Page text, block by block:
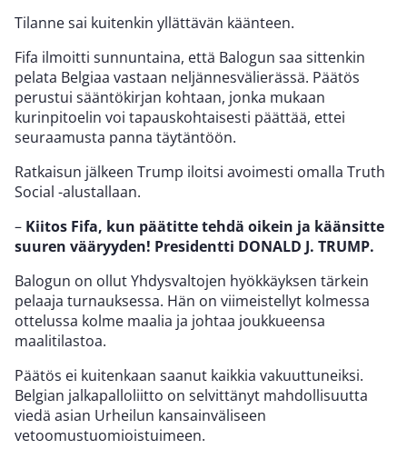
Tilanne sai kuitenkin yllättävän käänteen.
Fifa ilmoitti sunnuntaina, että Balogun saa sittenkin
pelata Belgiaa vastaan neljännesvälierässä. Päätös
perustui sääntökirjan kohtaan, jonka mukaan
kurinpitoelin voi tapauskohtaisesti päättää, ettei
seuraamusta panna täytäntöön.
Ratkaisun jälkeen Trump iloitsi avoimesti omalla Truth
Social -alustallaan.
– Kiitos Fifa, kun päätitte tehdä oikein ja käänsitte
suuren vääryyden! Presidentti DONALD J. TRUMP.
Balogun on ollut Yhdysvaltojen hyökkäyksen tärkein
pelaaja turnauksessa. Hän on viimeistellyt kolmessa
ottelussa kolme maalia ja johtaa joukkueensa
maalitilastoa.
Päätös ei kuitenkaan saanut kaikkia vakuuttuneiksi.
Belgian jalkapalloliitto on selvittänyt mahdollisuutta
viedä asian Urheilun kansainväliseen
vetoomustuomioistuimeen.